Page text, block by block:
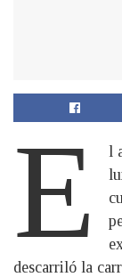
E
l
descarriló la